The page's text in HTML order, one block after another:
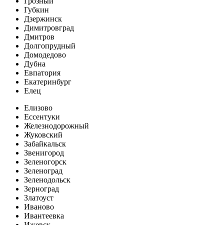
Губкин
Дзержинск
Димитровград
Дмитров
Долгопрудный
Домодедово
Дубна
Евпатория
Екатеринбург
Елец
Елизово
Ессентуки
Железнодорожный
Жуковский
Забайкальск
Звенигород
Зеленогорск
Зеленоград
Зеленодольск
Зерноград
Златоуст
Иваново
Ивантеевка